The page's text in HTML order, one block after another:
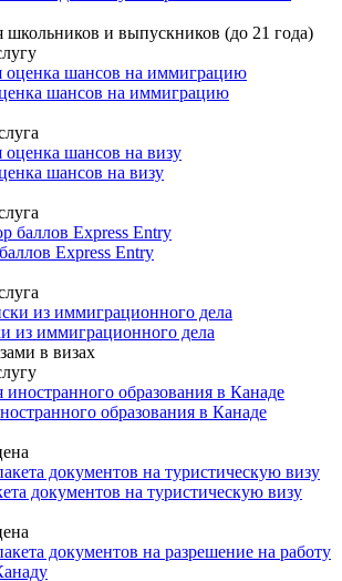
школьников и выпускников (до 21 года)
шансов на иммиграцию
шансов на визу
Express Entry
из иммиграционного дела
в визах
образования в Канаде
документов на туристическую визу